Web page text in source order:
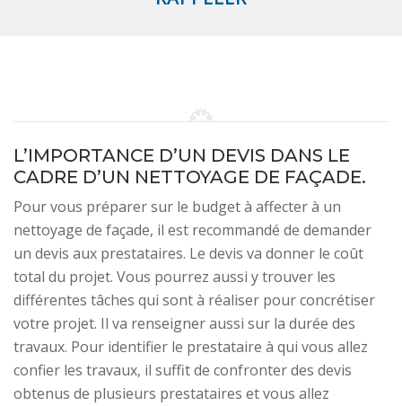
L’IMPORTANCE D’UN DEVIS DANS LE
CADRE D’UN NETTOYAGE DE FAÇADE.
Pour vous préparer sur le budget à affecter à un
nettoyage de façade, il est recommandé de demander
un devis aux prestataires. Le devis va donner le coût
total du projet. Vous pourrez aussi y trouver les
différentes tâches qui sont à réaliser pour concrétiser
votre projet. Il va renseigner aussi sur la durée des
travaux. Pour identifier le prestataire à qui vous allez
confier les travaux, il suffit de confronter des devis
obtenus de plusieurs prestataires et vous allez